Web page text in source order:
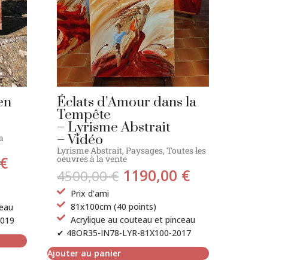
€
Éclats d’Amour dans la
Tempête
– Lyrisme Abstrait
– Vidéo
Lyrisme Abstrait,Paysages,Toutes les
oeuvres à la vente
4500,00€ 1190,00 €
Prix d'ami
81x100cm (40 points)
Acrylique au couteau et pinceau
✔ 48OR35-IN78-LYR-81X100-2017
Ajouter au panier